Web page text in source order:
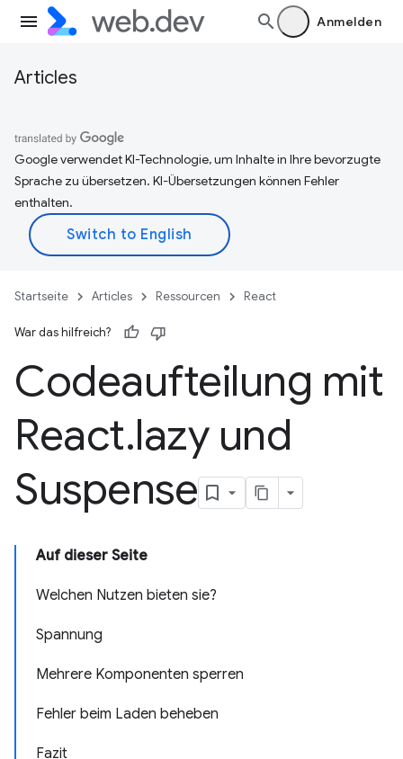
Anmelden
Articles
Google verwendet KI-Technologie, um Inhalte in Ihre bevorzugte
Sprache zu übersetzen. KI-Übersetzungen können Fehler
enthalten.
Startseite Articles Ressourcen React
War das hilfreich?
Codeaufteilung mit
React.lazy und
Suspense
Auf dieser Seite
Welchen Nutzen bieten sie?
Spannung
Mehrere Komponenten sperren
Fehler beim Laden beheben
Fazit